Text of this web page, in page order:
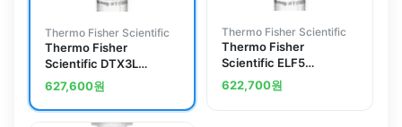
Thermo Fisher Scientific
Thermo Fisher
Scientific DTX3L
Polyclonal Antibody
627,600원
Thermo Fisher Scientific
Thermo Fisher
Scientific ELF5
Polyclonal Antibody
622,700원